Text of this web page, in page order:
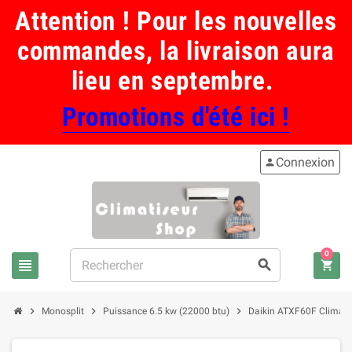
Attention ! Pour les nouvelles
commandes, la livraison aura
lieu en septembre.
Promotions d'été ici !
view_headline search
person Connexion
shopping_cart
0
chevron_right Monosplit chevron_right Puissance 6.5 kw (22000 btu) chevron_right Daikin ATXF60F